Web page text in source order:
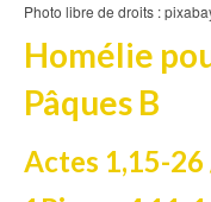
Cath.ch
Echo
Echo
Echo
Photo libre de droits :
Homélie
Pâques B
Actes 1,15-26